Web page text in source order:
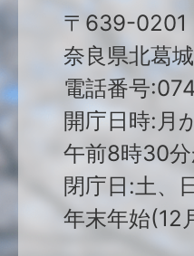
〒639-0201
奈良県北葛
電話番号
開庁日時:月
午前8時30
閉庁日:土、
年末年始(12